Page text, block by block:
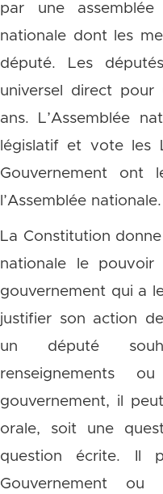
par une
nationale dont les
député. Les
universel direct
ans. L’Assemblée
législatif et vote les
Gouvernement ont
l’Assemblée nationale.
La Constitution
nationale le pouvoir
gouvernement qui a
justifier son action
un député
renseignements
gouvernement, il
orale, soit une
question écrite. Il
Gouvernement